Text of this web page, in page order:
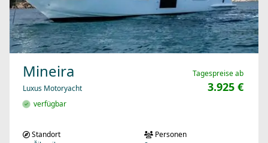
Mineira
Luxus Motoryacht
verfügbar
Tagespreise ab
3.925 €
Standort
Personen